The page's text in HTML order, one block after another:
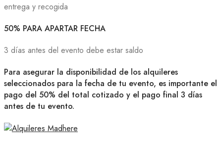
entrega y recogida
50% PARA APARTAR FECHA
3 días antes del evento debe estar saldo
Para asegurar la disponibilidad de los alquileres
seleccionados para la fecha de tu evento, es importante el
pago del 50% del total cotizado y el pago final 3 días
antes de tu evento.